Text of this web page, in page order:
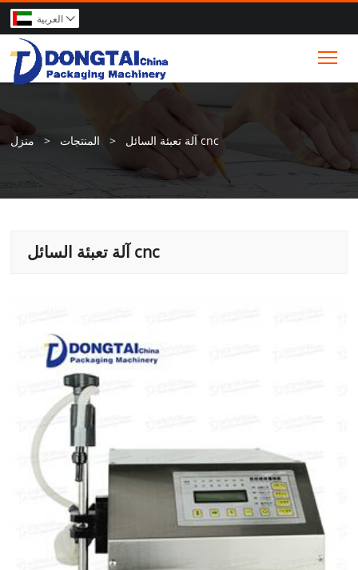
العربية 
منزل > المنتجات > آلة تعبئة السائل cnc
آلة تعبئة السائل cnc